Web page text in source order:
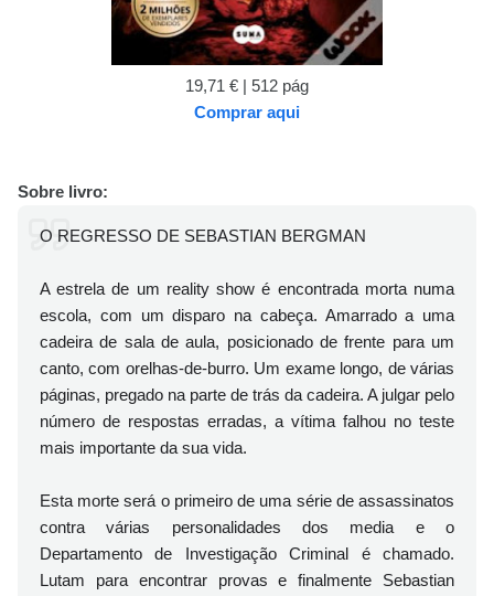
19,71 € | 512 pág
Comprar aqui
Sobre livro:
O REGRESSO DE SEBASTIAN BERGMAN
A estrela de um reality show é encontrada morta numa
escola, com um disparo na cabeça. Amarrado a uma
cadeira de sala de aula, posicionado de frente para um
canto, com orelhas-de-burro. Um exame longo, de várias
páginas, pregado na parte de trás da cadeira. A julgar pelo
número de respostas erradas, a vítima falhou no teste
mais importante da sua vida.
Esta morte será o primeiro de uma série de assassinatos
contra várias personalidades dos media e o
Departamento de Investigação Criminal é chamado.
Lutam para encontrar provas e finalmente Sebastian